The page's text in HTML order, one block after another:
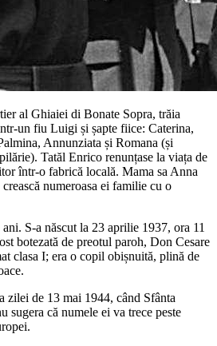
al Ghiaiei di Bonate Sopra, trăia
un fiu Luigi și șapte fiice: Caterina,
Annunziata și Romana (și
Tatăl Enrico renunțase la viața de
într-o fabrică locală. Mama sa Anna
numeroasa ei familie cu o
S-a născut la 23 aprilie 1937, ora 11
botezată de preotul paroh, Don Cesare
clasa I; era o copil obișnuită, plină de
zilei de 13 mai 1944, când Sfânta
sugera că numele ei va trece peste